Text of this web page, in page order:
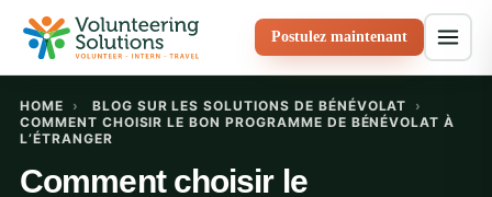
Postulez maintenant
HOME › BLOG SUR LES SOLUTIONS DE BÉNÉVOLAT
›
COMMENT CHOISIR LE BON PROGRAMME DE BÉNÉVOLAT À
L’ÉTRANGER
Comment choisir le